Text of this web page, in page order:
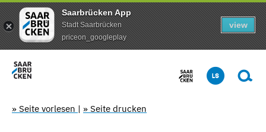
Saarbrücken App
Stadt Saarbrücken
priceon_googleplay
view
» Seite vorlesen | » Seite drucken